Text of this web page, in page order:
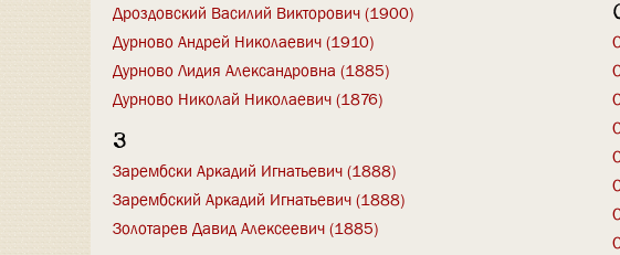
Дроздовский Василий Викторович (1900)
Дурново Андрей Николаевич (1910)
Дурново Лидия Александровна (1885)
Дурново Николай Николаевич (1876)
З
Зарембски Аркадий Игнатьевич (1888)
Зарембский Аркадий Игнатьевич (1888)
Золотарев Давид Алексеевич (1885)